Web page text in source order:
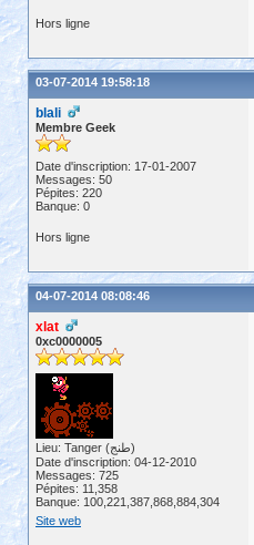
Hors ligne
03-07-2014 19:58:18
blali
Membre Geek
Date d'inscription: 17-01-2007
Messages: 50
Pépites: 220
Banque: 0
Hors ligne
04-07-2014 08:08:46
xlat
0xc0000005
Lieu: Tanger (طنج)
Date d'inscription: 04-12-2010
Messages: 725
Pépites: 11,358
Banque: 100,221,387,868,884,304
Site web